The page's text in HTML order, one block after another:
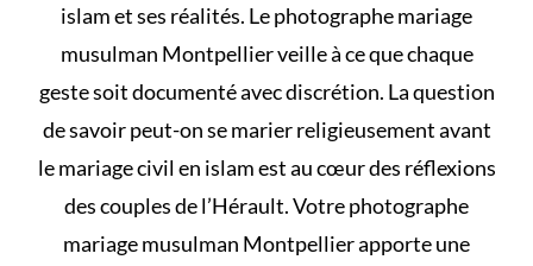
islam et ses réalités. Le photographe mariage
musulman Montpellier veille à ce que chaque
geste soit documenté avec discrétion. La question
de savoirpeut-on se marier religieusement avant
le mariage civil en islamest au cœur des réflexions
des couples de l’Hérault. Votre photographe
mariage musulman Montpellier apporte une